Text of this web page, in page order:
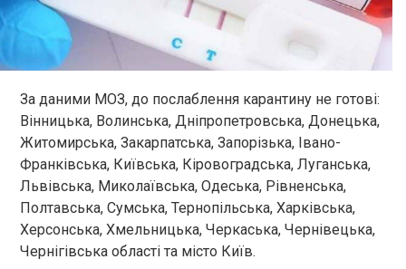
За даними МОЗ, до послаблення карантину не готові:
Вінницька, Волинська, Дніпропетровська, Донецька,
Житомирська, Закарпатська, Запорізька, Івано-
Франківська, Київська, Кіровоградська, Луганська,
Львівська, Миколаївська, Одеська, Рівненська,
Полтавська, Сумська, Тернопільська, Харківська,
Херсонська, Хмельницька, Черкаська, Чернівецька,
Чернігівська області та місто Київ.